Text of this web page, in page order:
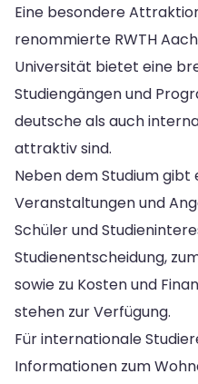
Eine besondere
renommierte RWTH
Universität bietet eine
Studiengängen und
deutsche als auch
attraktiv sind.
Neben dem Studium gibt
Veranstaltungen und
Schüler und
Studienentscheidung,
sowie zu Kosten und
stehen zur Verfügung.
Für internationale
Informationen zum